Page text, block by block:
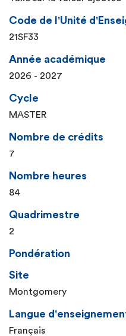
Code de l'Unité
21SF33
Année académique
2026 - 2027
Cycle
MASTER
Nombre de crédits
7
Nombre heures
84
Quadrimestre
2
Pondération
Site
Montgomery
Langue
Français